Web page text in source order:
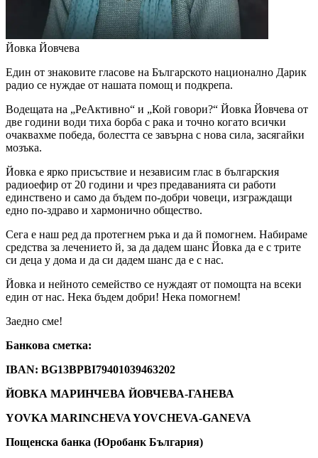
Йовка Йовчева
Един от знаковите гласове на Българското национално Дарик
радио се нуждае от нашата помощ и подкрепа.
Водещата на „РеАктивно“ и „Кой говори?“ Йовка Йовчева от
две години води тиха борба с рака и точно когато всички
очаквахме победа, болестта се завърна с нова сила, засягайки
мозъка.
Йовка е ярко присъствие и независим глас в българския
радиоефир от 20 години и чрез предаванията си работи
единствено и само да бъдем по-добри човеци, изграждащи
едно по-здраво и хармонично общество.
Сега е наш ред да протегнем ръка и да й помогнем. Набираме
средства за лечението й, за да дадем шанс Йовка да е с трите
си деца у дома и да си дадем шанс да е с нас.
Йовка и нейното семейство се нуждаят от помощта на всеки
един от нас. Нека бъдем добри! Нека помогнем!
Заедно сме!
Банкова сметка:
IBAN: BG13BPBI79401039463202
ЙОВКА МАРИНЧЕВА ЙОВЧЕВА-ГАНЕВА
YOVKA MARINCHEVA YOVCHEVA-GANEVA
Пощенска банка (Юробанк България)